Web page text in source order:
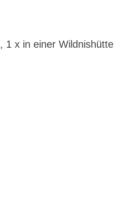
1 x in einer Wildnishütte